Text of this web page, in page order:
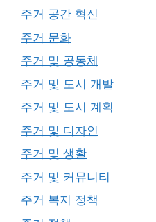
주거 공간 혁신
주거 문화
주거 및 공동체
주거 및 도시 개발
주거 및 도시 계획
주거 및 디자인
주거 및 생활
주거 및 커뮤니티
주거 복지 정책